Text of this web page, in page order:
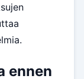
ennen